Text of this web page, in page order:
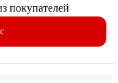
покупателей